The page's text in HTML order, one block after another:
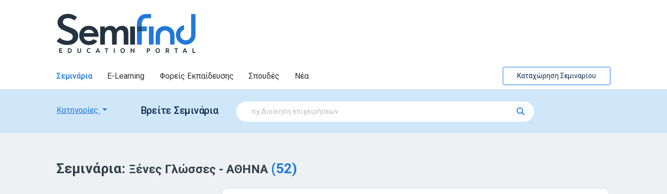
Σεμινάρια E-Learning Φορείς Εκπαίδευσης Σπουδές Νέα Καταχώρηση Σεμιναρίου
Κατηγορίες Βρείτε Σεμινάρια
Σεμινάρια: Ξένες Γλώσσες - ΑΘΗΝΑ (52)